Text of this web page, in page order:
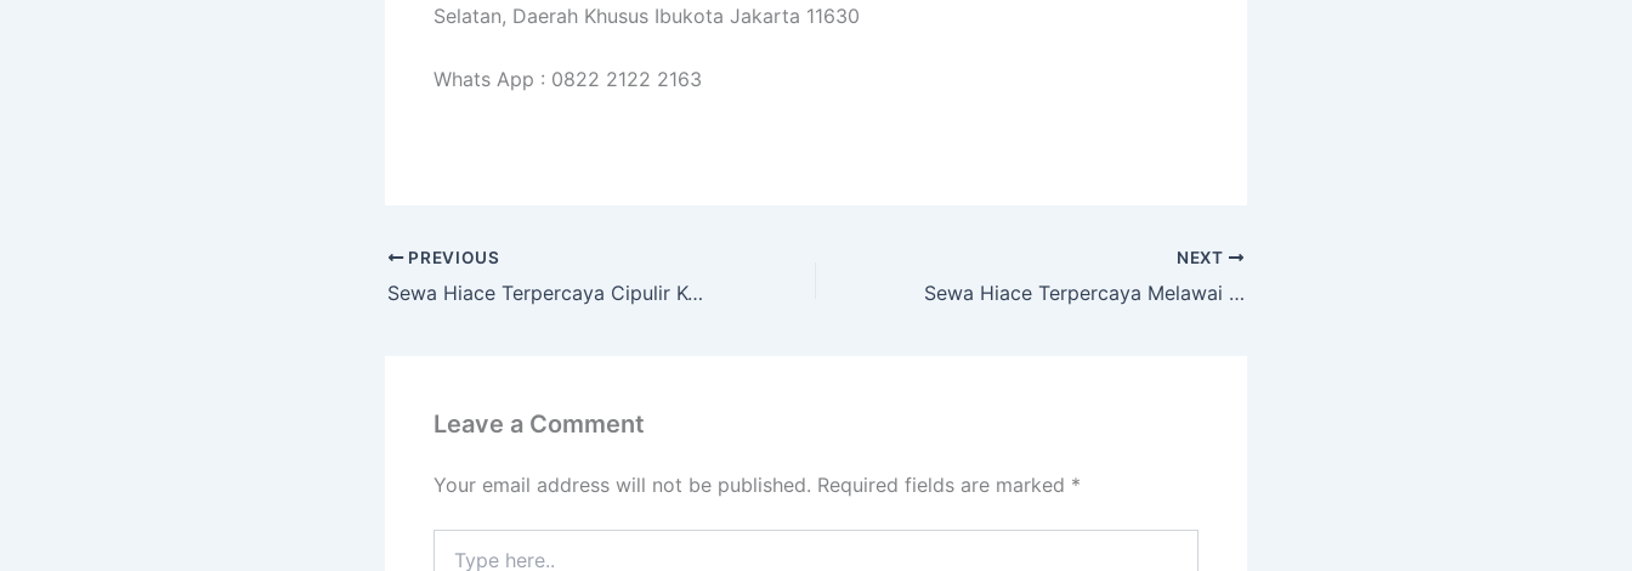
Selatan, Daerah Khusus Ibukota Jakarta 11630
Whats App : 0822 2122 2163
PREVIOUS
Sewa Hiace Terpercaya Cipulir Kebayoran Jakarta Selatan
NEXT
Sewa Hiace Terpercaya Melawai Kebayoran Baru Jakarta Selatan
Leave a Comment
Your email address will not be published. Required fields are marked *
here..